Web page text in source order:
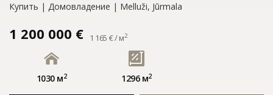
Купить | Домовладение | Melluži, Jūrmala
1 200 000 € 1 165 € / м2
1030 м2 1296 м2